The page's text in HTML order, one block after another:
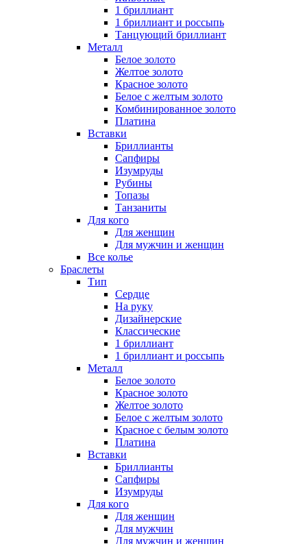
1 бриллиант
1 бриллиант и россыпь
Танцующий бриллиант
Металл
Белое золото
Желтое золото
Красное золото
Белое с желтым золото
Комбинированное золото
Платина
Вставки
Бриллианты
Сапфиры
Изумруды
Рубины
Топазы
Танзаниты
Для кого
Для женщин
Для мужчин и женщин
Все колье
Браслеты
Тип
Сердце
На руку
Дизайнерские
Классические
1 бриллиант
1 бриллиант и россыпь
Металл
Белое золото
Красное золото
Желтое золото
Белое с желтым золото
Красное с белым золото
Платина
Вставки
Бриллианты
Сапфиры
Изумруды
Для кого
Для женщин
Для мужчин
Для мужчин и женщин